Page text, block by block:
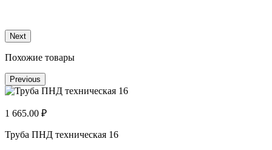
Next
Похожие товары
Previous
1 665.00 ₽
Труба ПНД техническая 16